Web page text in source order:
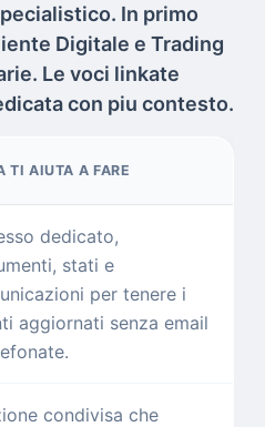
In primo
Digitale e Trading
Le voci linkate
con piu contesto.
TI AIUTA A FARE
dedicato,
stati e
per tenere i
aggiornati senza email
condivisa che